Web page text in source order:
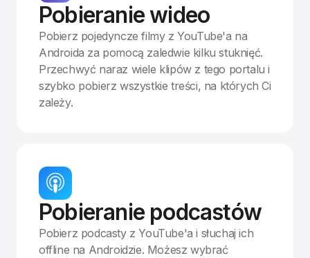
Pobieranie wideo
Pobierz pojedyncze filmy z YouTube'a na
Androida za pomocą zaledwie kilku stuknięć.
Przechwyć naraz wiele klipów z tego portalu i
szybko pobierz wszystkie treści, na których Ci
zależy.
Pobieranie podcastów
Pobierz podcasty z YouTube'a i słuchaj ich
offline na Androidzie. Możesz wybrać